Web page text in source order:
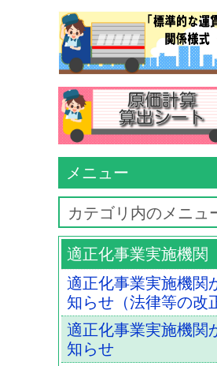
メニュー
カテゴリ内のメニュ
適正化事業実施機関
適正化事業実施機関
知らせ（法律等の改
適正化事業実施機関
知らせ